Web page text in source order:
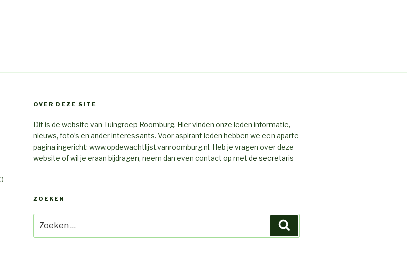
OVER DEZE SITE
Dit is de website van Tuingroep Roomburg. Hier vinden onze leden informatie,
nieuws, foto’s en ander interessants. Voor aspirant leden hebben we een aparte
pagina ingericht: www.opdewachtlijst.vanroomburg.nl. Heb je vragen over deze
website of wil je eraan bijdragen, neem dan even contact op met de secretaris
ZOEKEN
naar: